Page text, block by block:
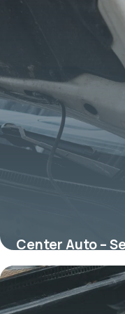
Center Auto –
2026
12 juin 2026